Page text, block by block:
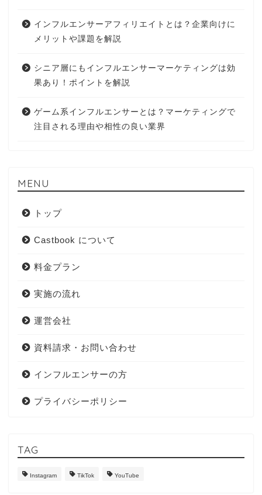
インフルエンサーアフィリエイトとは？企業向けに
メリットや課題を解説
シニア層にもインフルエンサーマーケティングは効
果あり！ポイントを解説
ゲーム系インフルエンサーとは？マーケティングで
注目される理由や相性の良い業界
MENU
トップ
Castbook について
料金プラン
実施の流れ
運営会社
資料請求・お問い合わせ
インフルエンサーの方
プライバシーポリシー
TAG
Instagram TikTok YouTube